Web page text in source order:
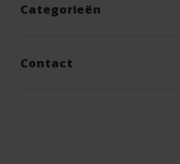
Categorieën
Contact